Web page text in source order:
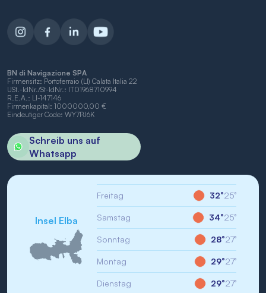
BN di Navigazione SPA
Firmensitz: Portoferraio (LI) Calata Italia 22
USt.-IdNr./St-IdNr.: IT01968710994
R.E.A.: LI-147146
Firmenkapital: 1000000,00 €
Eindeutiger Code: WY7PJ6K
Schreib uns auf
Whatsapp
Insel Elba
Freitag 32°25°
Samstag 34°25°
Sonntag 28°27°
Montag 29°27°
Dienstag 29°27°